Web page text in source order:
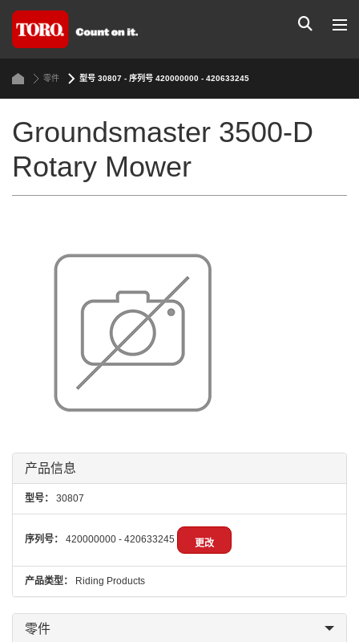
零件 型号 30807 - 序列号 420000000 - 420633245
Groundsmaster 3500-D
Rotary Mower
产品信息
型号： 30807
序列号： 420000000 - 420633245 更改
产品类型： Riding Products
零件